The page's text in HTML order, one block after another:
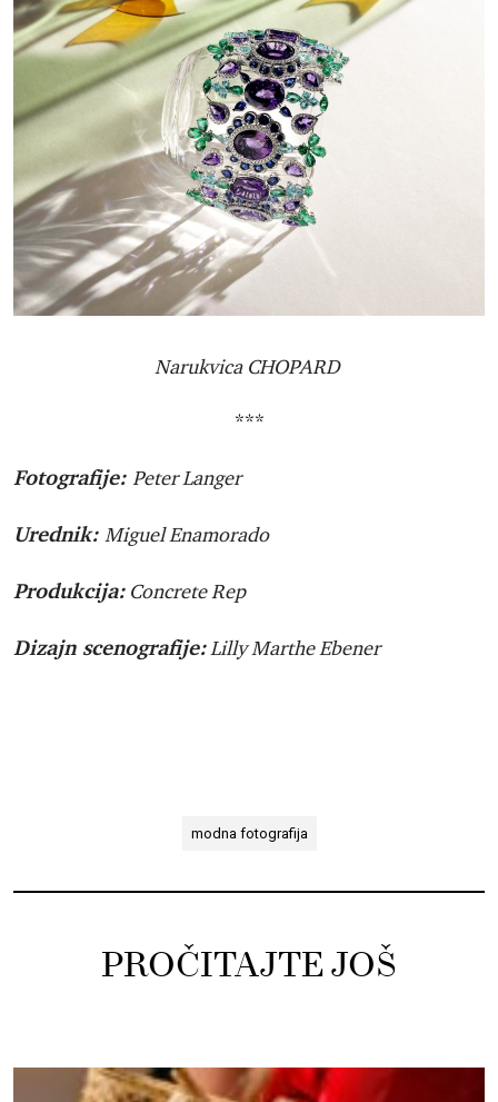
Narukvica CHOPARD
***
Fotografije: Peter Langer
Urednik: Miguel Enamorado
Produkcija:Concrete Rep
Dizajn scenografije:Lilly Marthe Ebener
modna fotografija
PROČITAJTE JOŠ